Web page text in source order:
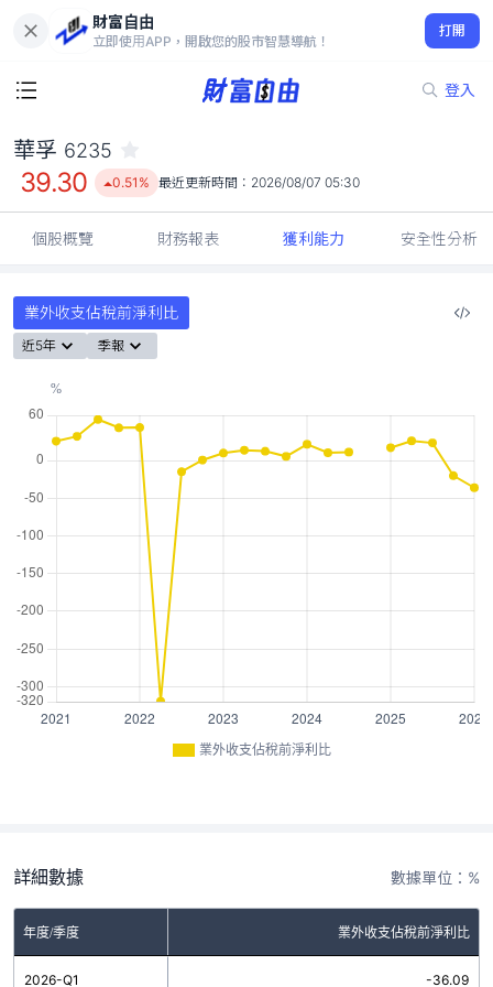
財富自由
立即使用APP，開啟您的股市智慧導航！
打開
登入
39.30
0.51%
華孚 6235
39.30 0.51% 最近更新時間： 2026/08/07 05:30
個股概覽 財務報表 獲利能力 安全性分析
業外收支佔稅前淨利比
近5年 季報
業外收支佔稅前淨利比
詳細數據 數據單位：%
年度/季度 業外收支佔稅前淨利比
2026-Q1 -36.09